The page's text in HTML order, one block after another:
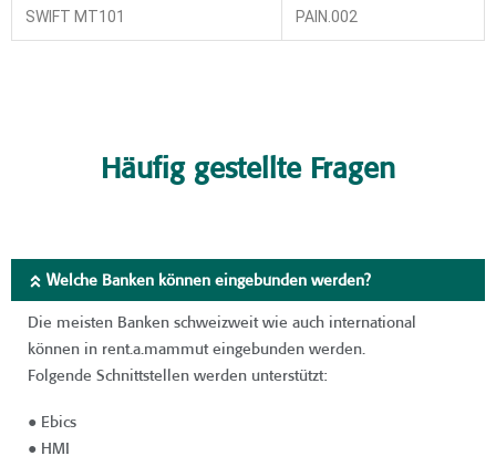
SWIFT MT101
PAIN.002
Häufig gestellte Fragen
Welche Banken können eingebunden werden?
Die meisten Banken schweizweit wie auch international
können in rent.a.mammut eingebunden werden.
Folgende Schnittstellen werden unterstützt:
● Ebics
● HMI